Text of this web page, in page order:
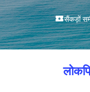
सर्वश्रेष्ठ